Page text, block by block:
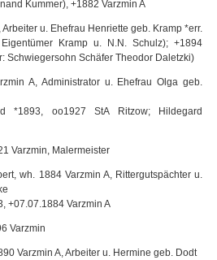
Kummer), +1882 Varzmin A
Arbeiter u. Ehefrau Henriette geb. Kramp *err.
Kramp u. N.N. Schulz); +1894
Schwiegersohn Schäfer Theodor Daletzki)
A, Administrator u. Ehefrau Olga geb.
*1893, oo1927 StA Ritzow; Hildegard
Varzmin, Malermeister
wh. 1884 Varzmin A, Rittergutspächter u.
+07.07.1884 Varzmin A
Varzmin
Varzmin A, Arbeiter u. Hermine geb. Dodt